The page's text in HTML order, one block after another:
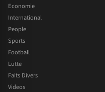
Economie
International
People
Sports
Football
Lutte
Faits Divers
Videos